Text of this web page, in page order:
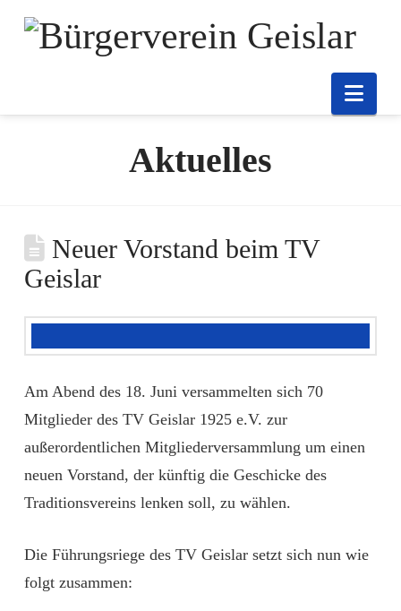
Aktuelles
Neuer Vorstand beim TV
Geislar
Am Abend des 18. Juni versammelten sich 70
Mitglieder des TV Geislar 1925 e.V. zur
außerordentlichen Mitgliederversammlung um einen
neuen Vorstand, der künftig die Geschicke des
Traditionsvereins lenken soll, zu wählen.
Die Führungsriege des TV Geislar setzt sich nun wie
folgt zusammen: